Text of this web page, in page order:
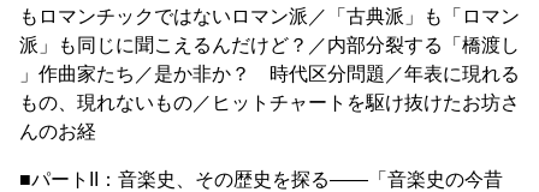
もロマンチックではないロマン派／「古典派」も「ロマン
派」も同じに聞こえるんだけど？／内部分裂する「橋渡し
」作曲家たち／是か非か？ 時代区分問題／年表に現れる
もの、現れないもの／ヒットチャートを駆け抜けたお坊さ
んのお経
■パートII：音楽史、その歴史を探る――「音楽史の今昔